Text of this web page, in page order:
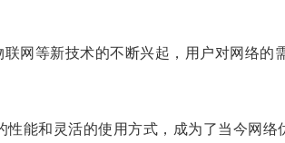
等新技术的不断兴起，用户对网络的需
和灵活的使用方式，成为了当今网络